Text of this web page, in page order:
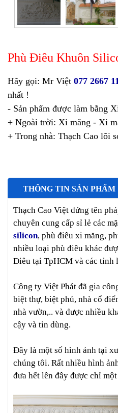
Phù Điêu Khuôn
Hãy gọi: Mr Việt 077 2667
nhất !
- Sản phẩm được làm bằng
+ Ngoài trời: Xi măng - Xi
+ Trong nhà: Thạch Cao lõi
THÔNG TIN SẢN PHẨM
Thạch Cao Việt đứng tên
chuyên cung cấp sỉ lẻ các
silicon, phù điêu xi măng,
nhiều loại phù điêu khác
Điêu tại TpHCM và các tỉnh
Công ty Việt Phát đã gia
biệt thự, biệt phủ, nhà cổ
nhà vườn,.. và được nhiều
cậy và tin dùng.
Đây là một số hình ảnh tại
chúng tôi. Rất nhiều hình
đưa hết lên đây được chỉ